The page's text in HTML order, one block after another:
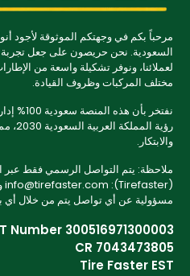
مرحباً بكم في وجهتكم الموثوقة لأجود
السعودية. نحن حريصون على جعل تجربة
لعملائنا، ونوفر تشكيلة واسعة من
مختلف المركبات وظروف القيادة.
نفتخر
رؤية
والابتكار.
ملاحظة: يتم التواصل الرسمي فقط عبر
مسؤولية عن أي تواصل يتم من خلال أي
Number 300516971300003
CR 7043473805
Tire Faster EST